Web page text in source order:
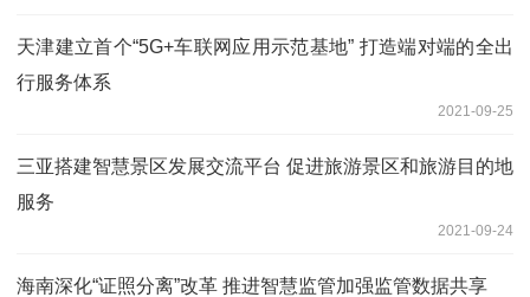
天津建立首个“5G+车联网应用示范基地” 打造端对端的全出
行服务体系
2021-09-25
三亚搭建智慧景区发展交流平台 促进旅游景区和旅游目的地
服务
2021-09-24
海南深化“证照分离”改革 推进智慧监管加强监管数据共享